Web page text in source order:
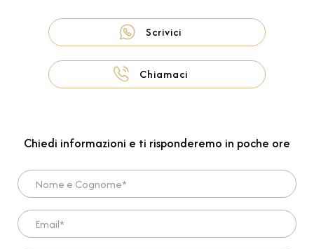
Scrivici
Chiamaci
Chiedi informazioni e ti risponderemo in poche ore
Nome e Cognome*
Email*